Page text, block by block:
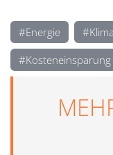
Energie
Kosteneinsparung